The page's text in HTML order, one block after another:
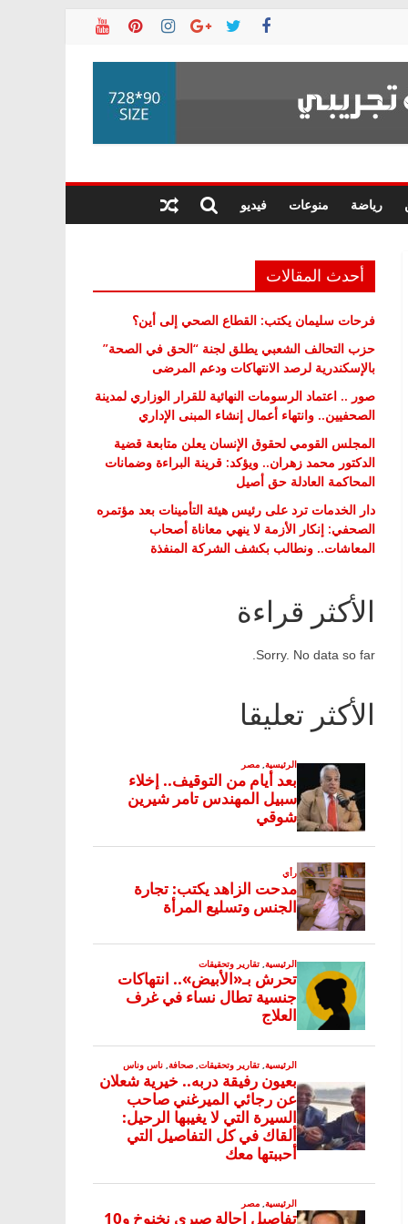
رياضة منوعات فيديو
أحدث المقالات
فرحات سليمان يكتب: القطاع الصحي إلى أين؟
حزب التحالف الشعبي يطلق لجنة “الحق في الصحة”
بالإسكندرية لرصد الانتهاكات ودعم المرضى
صور .. اعتماد الرسومات النهائية للقرار الوزاري لمدينة
الصحفيين.. وانتهاء أعمال إنشاء المبنى الإداري
المجلس القومي لحقوق الإنسان يعلن متابعة قضية
الدكتور محمد زهران.. ويؤكد: قرينة البراءة وضمانات
المحاكمة العادلة حق أصيل
دار الخدمات ترد على رئيس هيئة التأمينات بعد مؤتمره
الصحفي: إنكار الأزمة لا ينهي معاناة أصحاب
المعاشات.. ونطالب بكشف الشركة المنفذة
الأكثر قراءة
Sorry. No data so far.
الأكثر تعليقا